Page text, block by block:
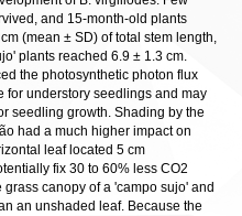
and 15-month-old plants
(mean ± SD) of total stem length,
plants reached 6.9 ± 1.3 cm.
the photosynthetic photon flux
for understory seedlings and may
seedling growth. Shading by the
had a much higher impact on
leaf located 5 cm
fix 30 to 60% less CO2
canopy of a 'campo sujo' and
an unshaded leaf. Because the